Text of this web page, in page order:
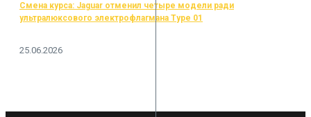
Смена курса: Jaguar отменил четыре модели ради
ультралюксового электрофлагмана Type 01
25.06.2026